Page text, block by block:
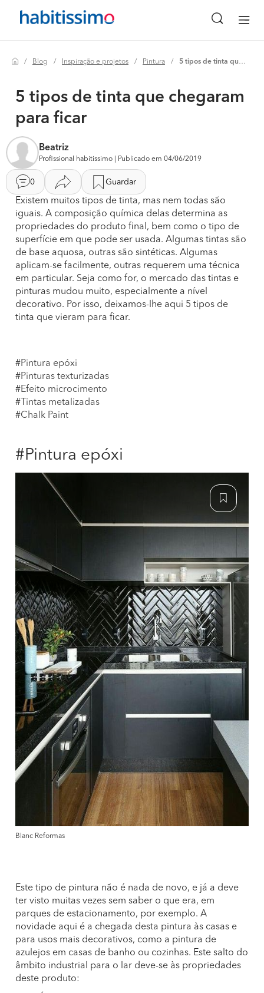
Blog Inspiração e projetos Pintura 5 tipos de tinta que chegaram para ficar
5 tipos de tinta que chegaram
para ficar
Beatriz
Profissional habitissimo | Publicado em 04/06/2019
0 Guardar
Existem muitos tipos de tinta, mas nem todas são
iguais. A composição química delas determina as
propriedades do produto final, bem como o tipo de
superfície em que pode ser usada. Algumas tintas são
de base aquosa, outras são sintéticas. Algumas
aplicam-se facilmente, outras requerem uma técnica
em particular. Seja como for, o mercado das tintas e
pinturas mudou muito, especialmente a nível
decorativo. Por isso, deixamos-lhe aqui 5 tipos de
tinta que vieram para ficar.
#Pintura epóxi
#Pinturas texturizadas
#Efeito microcimento
#Tintas metalizadas
#Chalk Paint
#Pintura epóxi
Blanc Reformas
Este tipo de pintura não é nada de novo, e já a deve
ter visto muitas vezes sem saber o que era, em
parques de estacionamento, por exemplo. A
novidade aqui é a chegada desta pintura às casas e
para usos mais decorativos, como a pintura de
azulejos em casas de banho ou cozinhas. Este salto do
âmbito industrial para o lar deve-se às propriedades
deste produto: